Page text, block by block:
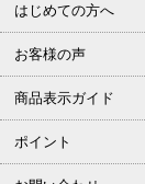
はじめての方へ
お客様の声
商品表示ガイド
ポイント